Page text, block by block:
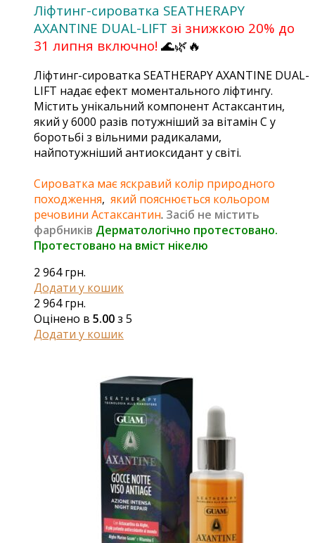
Ліфтинг-сироватка SEATHERAPY
AXANTINE DUAL-LIFT зі знижкою 20% до
31 липня включно! 🌊🌿🔥
Ліфтинг-сироватка SEATHERAPY AXANTINE DUAL-
LIFT надає ефект моментального ліфтингу.
Містить унікальний компонент Астаксантин,
який у 6000 разів потужніший за вітамін С у
боротьбі з вільними радикалами,
найпотужніший антиоксидант у світі.
Сироватка має яскравий колір природного
походження, який пояснюється кольором
речовини Астаксантин. Засіб не містить
фарбників Дерматологічно протестовано.
Протестовано на вміст нікелю
2 964грн.
Додати у кошик
2 964грн.
Оцінено в 5.00з 5
Додати у кошик